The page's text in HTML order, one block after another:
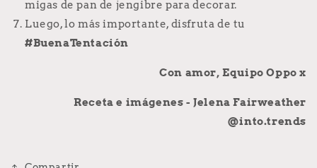
migas de pan de jengibre para decorar.
Luego, lo más importante, disfruta de tu
#BuenaTentación
Con amor, Equipo Oppo x
Receta e imágenes - Jelena Fairweather
@into.trends